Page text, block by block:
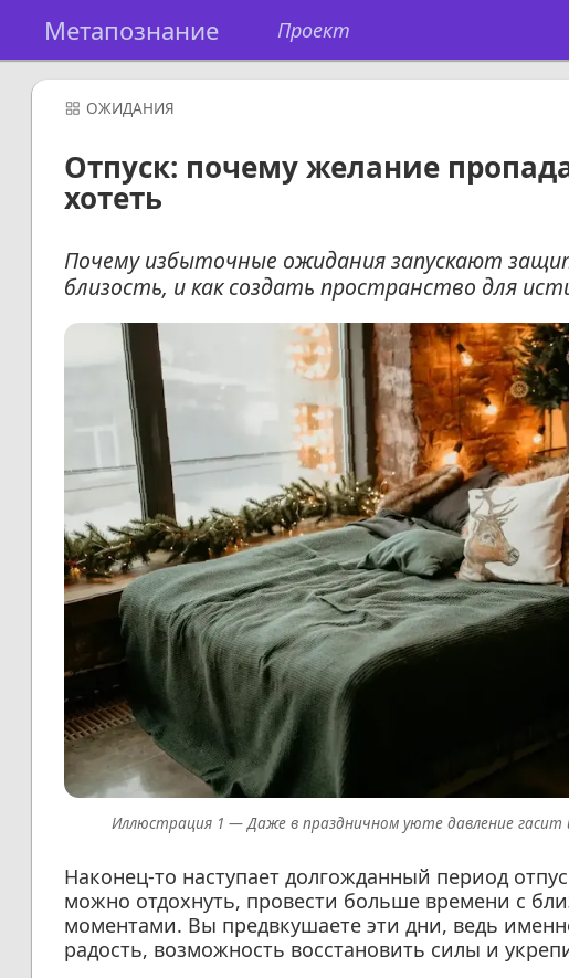
Метапознание Проект
ОЖИДАНИЯ
Отпуск: почему желание
хотеть
Почему избыточные ожидания запускают
близость, и как создать пространство для
Даже в праздничном уюте давление гасит
Наконец-то наступает долгожданный период
можно отдохнуть, провести больше времени с
моментами. Вы предвкушаете эти дни, ведь
радость, возможность восстановить силы и